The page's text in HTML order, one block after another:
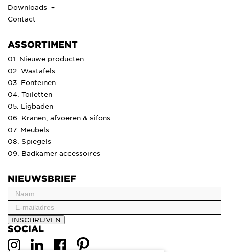
Downloads
Contact
ASSORTIMENT
01. Nieuwe producten
02. Wastafels
03. Fonteinen
04. Toiletten
05. Ligbaden
06. Kranen, afvoeren & sifons
07. Meubels
08. Spiegels
09. Badkamer accessoires
NIEUWSBRIEF
INSCHRIJVEN
SOCIAL